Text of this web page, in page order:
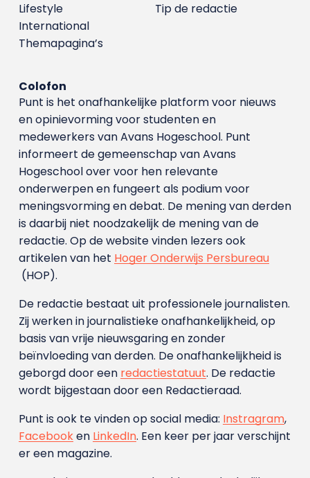
Tip de redactie
Lifestyle
International
Themapagina’s
Colofon
Punt is het onafhankelijke platform voor nieuws
en opinievorming voor studenten en
medewerkers van Avans Hoge­school. Punt
informeert de gemeenschap van Avans
Hogeschool over voor hen relevante
onderwerpen en fungeert als podium voor
meningsvorming en debat. De mening van derden
is daarbij niet noodzakelijk de mening van de
redactie. Op de website vinden lezers ook
artikelen van het Hoger Onderwijs Persbureau
(HOP).
De redactie bestaat uit professionele journalisten.
Zij werken in journalistieke onafhankelijkheid, op
basis van vrije nieuwsgaring en zonder
beïnvloeding van derden. De onafhankelijkheid is
geborgd door een redactiestatuut. De redactie
wordt bijgestaan door een Redactieraad.
Punt is ook te vinden op social media: Instragram,
Facebooken LinkedIn. Een keer per jaar verschijnt
er een magazine.